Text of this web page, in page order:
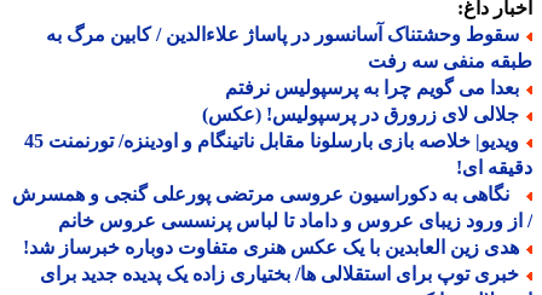
داغ:
وحشتناک آسانسور در پاساژ علاءالدین / کابین مرگ به
منفی سه رفت
می گویم چرا به پرسپولیس نرفتم
لای زرورق در پرسپولیس! (عکس)
ویدیو| خلاصه بازی بارسلونا مقابل ناتینگام و اودینزه/ تورنمنت 45
ای!
به دکوراسیون عروسی مرتضی پورعلی گنجی و همسرش
ورود زیبای عروس و داماد تا لباس پرنسسی عروس خانم
زین العابدین با یک عکس هنری متفاوت دوباره خبرساز شد!
توپ برای استقلالی ها/ بختیاری زاده یک پدیده جدید برای